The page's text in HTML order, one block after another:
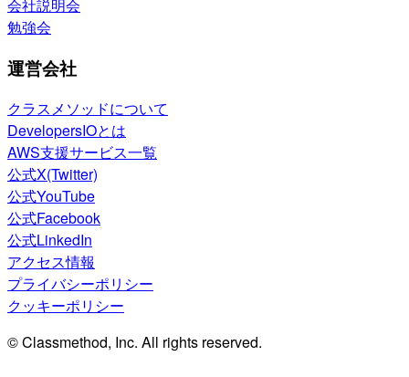
会社説明会
勉強会
運営会社
クラスメソッドについて
DevelopersIOとは
AWS支援サービス一覧
公式X(Twitter)
公式YouTube
公式Facebook
公式LinkedIn
アクセス情報
プライバシーポリシー
クッキーポリシー
© Classmethod, Inc. All rights reserved.